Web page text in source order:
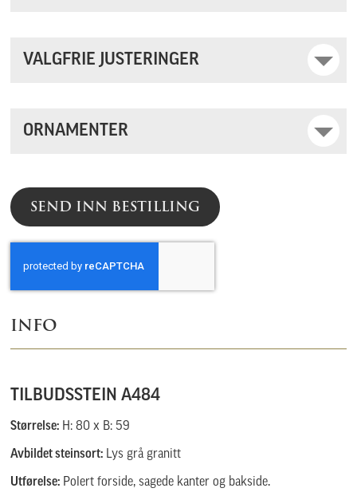
INFO
TILBUDSSTEIN A484
Størrelse: H: 80 x B: 59
Avbildet steinsort: Lys grå granitt
Utførelse: Polert forside, sagede kanter og bakside.
VALGFRIE JUSTERINGER
ORNAMENTER
SEND INN BESTILLING